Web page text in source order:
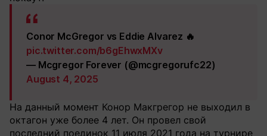
Conor McGregor vs Eddie Alvarez 🔥
pic.twitter.com/b6gEhwxMXv
— Mcgregor Forever (@mcgregorufc22)
August 4, 2025
На данный момент Конор Макгрегор не выходил в
октагон уже более 4 лет. Он провел свой
последний поединок 11 июля 2021 года на турнире